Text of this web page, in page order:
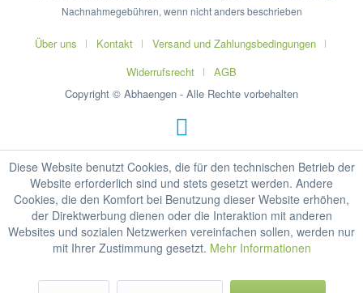
Nachnahmegebühren, wenn nicht anders beschrieben
Über uns Kontakt
Versand und Zahlungsbedingungen
Widerrufsrecht
AGB
Copyright © Abhaengen - Alle Rechte vorbehalten
Diese Website benutzt Cookies, die für den technischen Betrieb der
Website erforderlich sind und stets gesetzt werden. Andere
Cookies, die den Komfort bei Benutzung dieser Website erhöhen,
der Direktwerbung dienen oder die Interaktion mit anderen
Websites und sozialen Netzwerken vereinfachen sollen, werden nur
mit Ihrer Zustimmung gesetzt. Mehr Informationen